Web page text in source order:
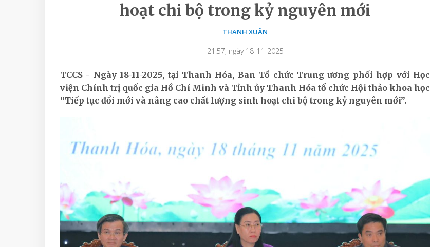
hoạt chi bộ trong kỷ nguyên mới
THANH XUÂN
21:57, ngày 18-11-2025
TCCS - Ngày 18-11-2025, tại Thanh Hóa, Ban Tổ chức Trung ương phối hợp với Học
viện Chính trị quốc gia Hồ Chí Minh và Tỉnh ủy Thanh Hóa tổ chức Hội thảo khoa học
“Tiếp tục đổi mới và nâng cao chất lượng sinh hoạt chi bộ trong kỷ nguyên mới”.